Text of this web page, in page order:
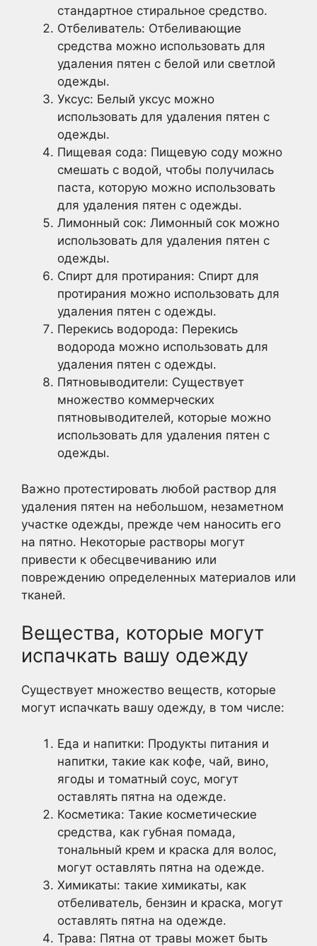
стандартное стиральное средство.
Отбеливатель: Отбеливающие
средства можно использовать для
удаления пятен с белой или светлой
одежды.
Уксус: Белый уксус можно
использовать для удаления пятен с
одежды.
Пищевая сода: Пищевую соду можно
смешать с водой, чтобы получилась
паста, которую можно использовать
для удаления пятен с одежды.
Лимонный сок: Лимонный сок можно
использовать для удаления пятен с
одежды.
Спирт для протирания: Спирт для
протирания можно использовать для
удаления пятен с одежды.
Перекись водорода: Перекись
водорода можно использовать для
удаления пятен с одежды.
Пятновыводители: Существует
множество коммерческих
пятновыводителей, которые можно
использовать для удаления пятен с
одежды.
Важно протестировать любой раствор для
удаления пятен на небольшом, незаметном
участке одежды, прежде чем наносить его
на пятно. Некоторые растворы могут
привести к обесцвечиванию или
повреждению определенных материалов или
тканей.
Вещества, которые могут
испачкать вашу одежду
Существует множество веществ, которые
могут испачкать вашу одежду, в том числе:
Еда и напитки: Продукты питания и
напитки, такие как кофе, чай, вино,
ягоды и томатный соус, могут
оставлять пятна на одежде.
Косметика: Такие косметические
средства, как губная помада,
тональный крем и краска для волос,
могут оставлять пятна на одежде.
Химикаты: такие химикаты, как
отбеливатель, бензин и краска, могут
оставлять пятна на одежде.
Трава: Пятна от травы может быть